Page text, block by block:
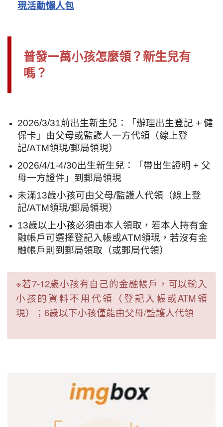
現活動懶人包
普發一萬小孩怎麼領？新生兒有
嗎？
2026/3/31前出生新生兒：「辦理出生登記 + 健
保卡」由父母或監護人一方代領（線上登
記/ATM領現/郵局領現）
2026/4/1-4/30出生新生兒：「帶出生證明 + 父
母一方證件」到郵局領現
未滿13歲小孩可由父母/監護人代領（線上登
記/ATM領現/郵局領現）
13歲以上小孩必須由本人領取， 若本人持有金
融帳戶可選擇登記入帳或ATM領現，若沒有金
融帳戶則到郵局領取（或郵局代領）
※若7-12歲小孩有自己的金融帳戶，可以輸入
小孩的資料不用代領（登記入帳或ATM領
現）；6歲以下小孩僅能由父母/監護人代領